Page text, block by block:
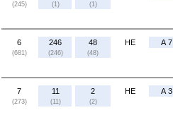
(245) (1) (1)
6
(681)
246
(246)
48
(48)
HE A 7
7
(273)
11
(11)
2
(2)
HE A 3